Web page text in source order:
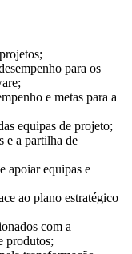
para os
e metas para a
equipas de projeto;
e a partilha de
apoiar equipas e
ao plano estratégico
com a
produtos;